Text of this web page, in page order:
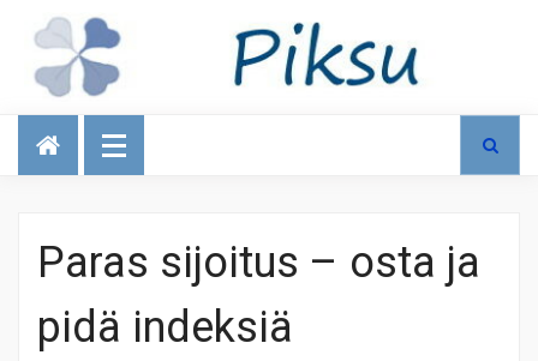
Talous
Paras sijoitus – osta ja
pidä indeksiä